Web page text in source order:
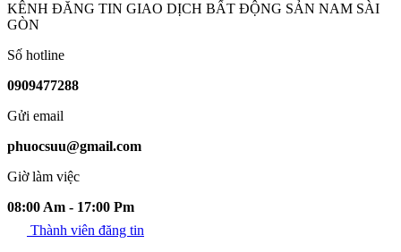
KÊNH ĐĂNG TIN GIAO DỊCH BẤT ĐỘNG SẢN NAM SÀI
GÒN
Số hotline
0909477288
Gửi email
phuocsuu@gmail.com
Giờ làm việc
08:00 Am - 17:00 Pm
Thành viên đăng tin